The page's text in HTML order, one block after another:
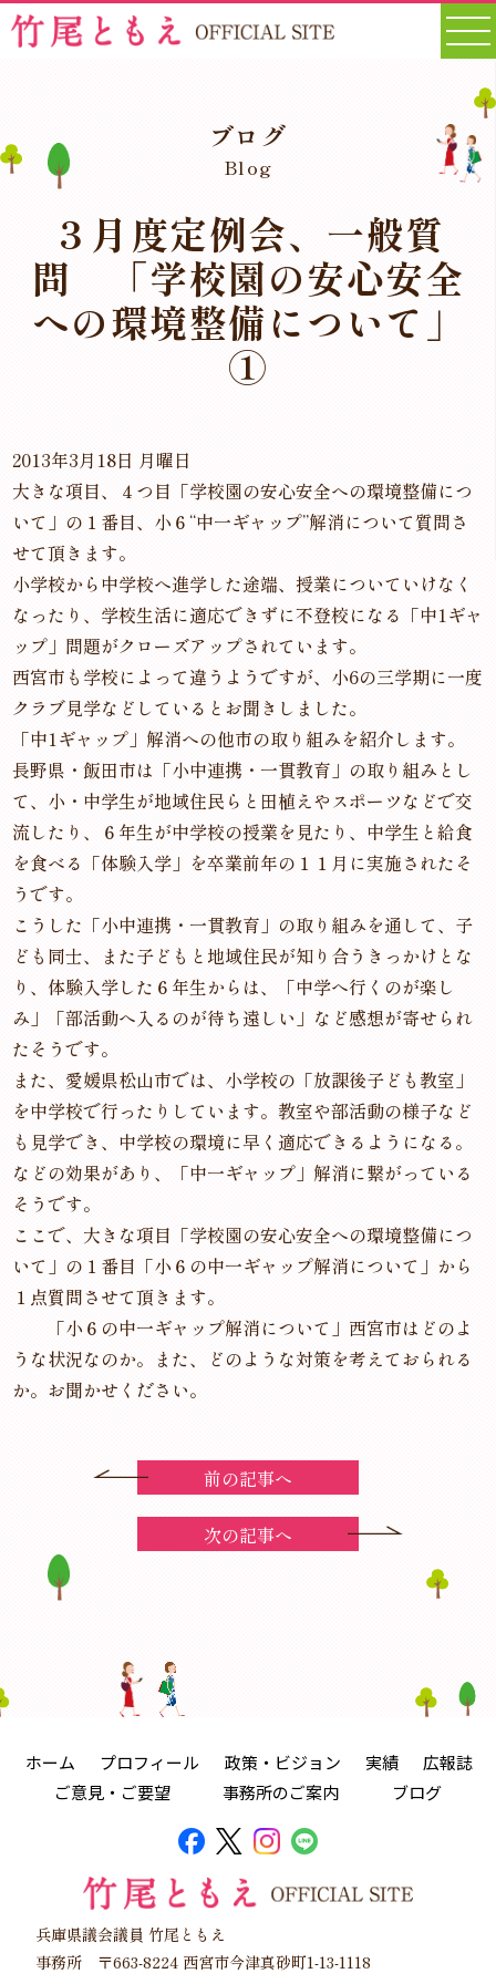
ブログ
Blog
３月度定例会、一般質
問 「学校園の安心安全
への環境整備について」
①
2013年3月18日 月曜日
大きな項目、４つ目「学校園の安心安全への環境整備につ
いて」の１番目、小６“中一ギャップ”解消について質問さ
せて頂きます。
小学校から中学校へ進学した途端、授業についていけなく
なったり、学校生活に適応できずに不登校になる「中1ギャ
ップ」問題がクローズアップされています。
西宮市も学校によって違うようですが、小6の三学期に一度
クラブ見学などしているとお聞きしました。
「中1ギャップ」解消への他市の取り組みを紹介します。
長野県・飯田市は「小中連携・一貫教育」の取り組みとし
て、小・中学生が地域住民らと田植えやスポーツなどで交
流したり、６年生が中学校の授業を見たり、中学生と給食
を食べる「体験入学」を卒業前年の１１月に実施されたそ
うです。
こうした「小中連携・一貫教育」の取り組みを通して、子
ども同士、また子どもと地域住民が知り合うきっかけとな
り、体験入学した６年生からは、「中学へ行くのが楽し
み」「部活動へ入るのが待ち遠しい」など感想が寄せられ
たそうです。
また、愛媛県松山市では、小学校の「放課後子ども教室」
を中学校で行ったりしています。教室や部活動の様子など
も見学でき、中学校の環境に早く適応できるようになる。
などの効果があり、「中一ギャップ」解消に繋がっている
そうです。
ここで、大きな項目「学校園の安心安全への環境整備につ
いて」の１番目「小６の中一ギャップ解消について」から
１点質問させて頂きます。
「小６の中一ギャップ解消について」西宮市はどのよ
うな状況なのか。また、どのような対策を考えておられる
か。お聞かせください。
前の記事へ
次の記事へ
ホーム プロフィール 政策・ビジョン 実績
広報誌
ご意見・ご要望
事務所のご案内 ブログ
兵庫県議会議員 竹尾ともえ
事務所 〒663-8224 西宮市今津真砂町1-13-1118